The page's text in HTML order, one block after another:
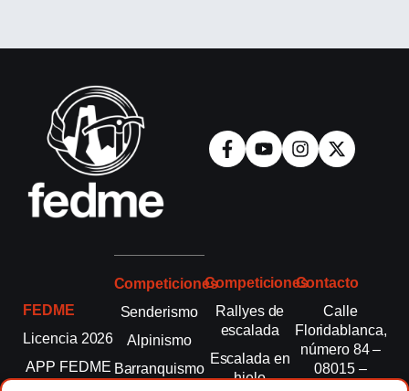
FEDME
Licencia 2026
APP FEDME
Competiciones
Senderismo
Alpinismo
Barranquismo
Competiciones
Rallyes de
escalada
Escalada en
hielo
Contacto
Calle
Floridablanca,
número 84 –
08015 –